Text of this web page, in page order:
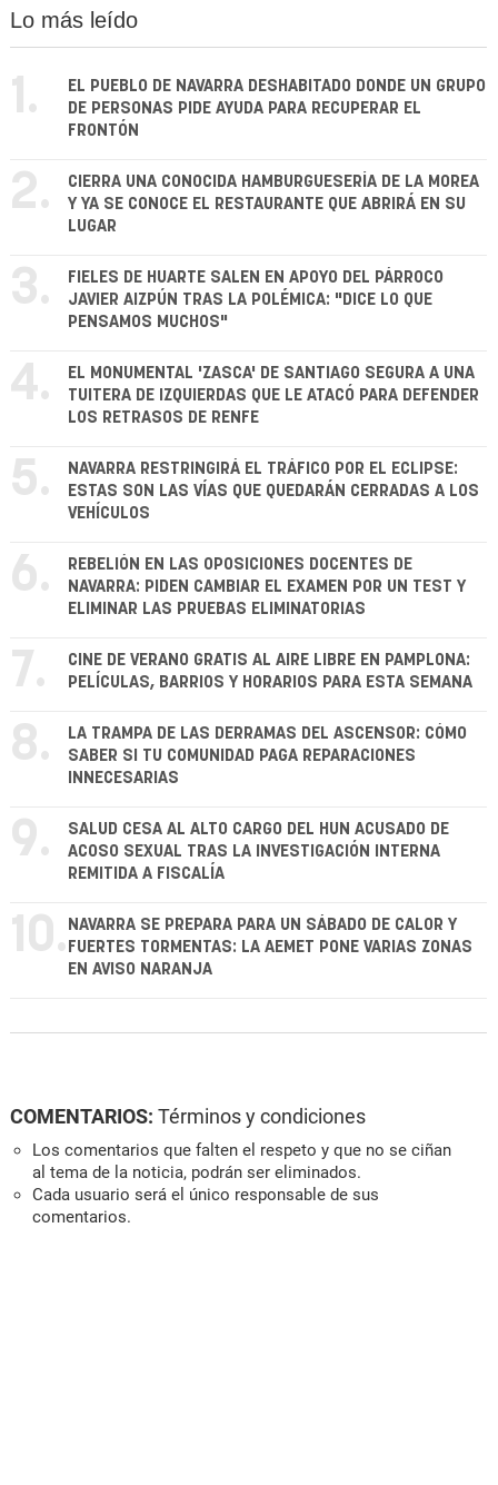
Lo más leído
1.
EL PUEBLO DE NAVARRA DESHABITADO DONDE UN GRUPO
DE PERSONAS PIDE AYUDA PARA RECUPERAR EL
FRONTÓN
2.
CIERRA UNA CONOCIDA HAMBURGUESERÍA DE LA MOREA
Y YA SE CONOCE EL RESTAURANTE QUE ABRIRÁ EN SU
LUGAR
3.
FIELES DE HUARTE SALEN EN APOYO DEL PÁRROCO
JAVIER AIZPÚN TRAS LA POLÉMICA: "DICE LO QUE
PENSAMOS MUCHOS"
4.
EL MONUMENTAL 'ZASCA' DE SANTIAGO SEGURA A UNA
TUITERA DE IZQUIERDAS QUE LE ATACÓ PARA DEFENDER
LOS RETRASOS DE RENFE
5.
NAVARRA RESTRINGIRÁ EL TRÁFICO POR EL ECLIPSE:
ESTAS SON LAS VÍAS QUE QUEDARÁN CERRADAS A LOS
VEHÍCULOS
6.
REBELIÓN EN LAS OPOSICIONES DOCENTES DE
NAVARRA: PIDEN CAMBIAR EL EXAMEN POR UN TEST Y
ELIMINAR LAS PRUEBAS ELIMINATORIAS
7.
CINE DE VERANO GRATIS AL AIRE LIBRE EN PAMPLONA:
PELÍCULAS, BARRIOS Y HORARIOS PARA ESTA SEMANA
8.
LA TRAMPA DE LAS DERRAMAS DEL ASCENSOR: CÓMO
SABER SI TU COMUNIDAD PAGA REPARACIONES
INNECESARIAS
9.
SALUD CESA AL ALTO CARGO DEL HUN ACUSADO DE
ACOSO SEXUAL TRAS LA INVESTIGACIÓN INTERNA
REMITIDA A FISCALÍA
10. NAVARRA SE PREPARA PARA UN SÁBADO DE CALOR Y
FUERTES TORMENTAS: LA AEMET PONE VARIAS ZONAS
EN AVISO NARANJA
COMENTARIOS: Términos y condiciones
Los comentarios que falten el respeto y que no se ciñan
al tema de la noticia, podrán ser eliminados.
Cada usuario será el único responsable de sus
comentarios.